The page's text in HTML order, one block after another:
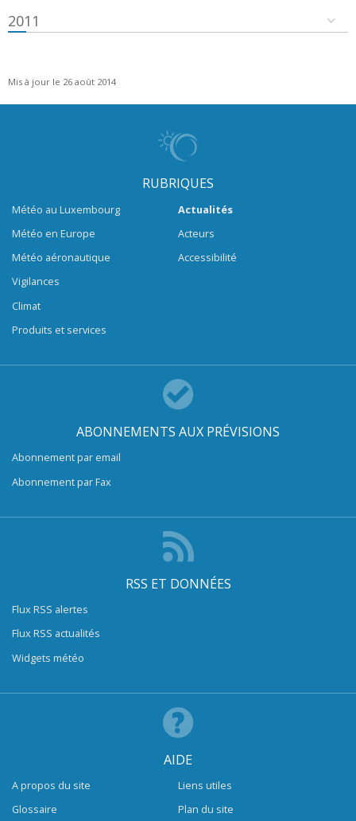
2011
Mis à jour le 26 août 2014
RUBRIQUES
Météo au Luxembourg
Météo en Europe
Météo aéronautique
Vigilances
Climat
Produits et services
Actualités
Acteurs
Accessibilité
ABONNEMENTS AUX PRÉVISIONS
Abonnement par email
Abonnement par Fax
RSS ET DONNÉES
Flux RSS alertes
Flux RSS actualités
Widgets météo
AIDE
A propos du site
Glossaire
Liens utiles
Plan du site